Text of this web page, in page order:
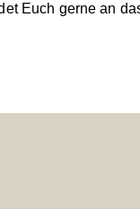
Euch gerne an